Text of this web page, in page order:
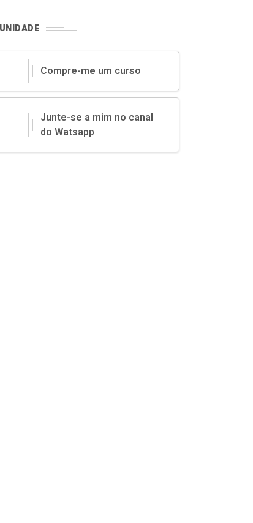
Compre-me um curso
Junte-se a mim no canal
do Watsapp